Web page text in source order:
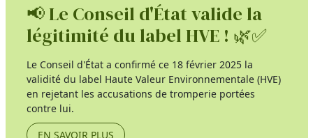
📢 Le Conseil d'État valide la
légitimité du label HVE ! 🌿✅
Le Conseil d'État a confirmé ce 18 février 2025 la
validité du label Haute Valeur Environnementale (HVE)
en rejetant les accusations de tromperie portées
contre lui.
EN SAVOIR PLUS